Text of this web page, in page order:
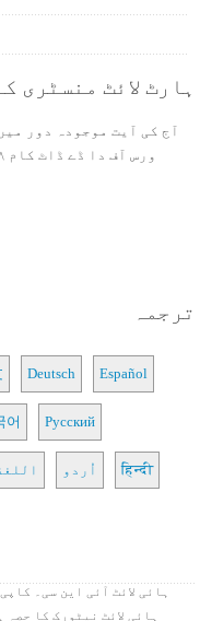
ہارٹ لائٹ منسٹری
ترجمہ
Deutsch Español
어 Русский
اُردو हिन्दी
ہائی لائٹ نیٹورک کا حصہ